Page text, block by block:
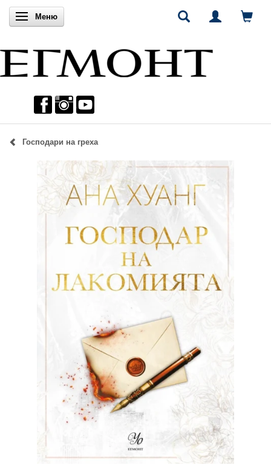
Включи навигацията
Меню
Господари на греха